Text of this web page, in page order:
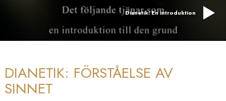
Dianetik: En introduktion
DIANETIK: FÖRSTÅELSE AV
SINNET